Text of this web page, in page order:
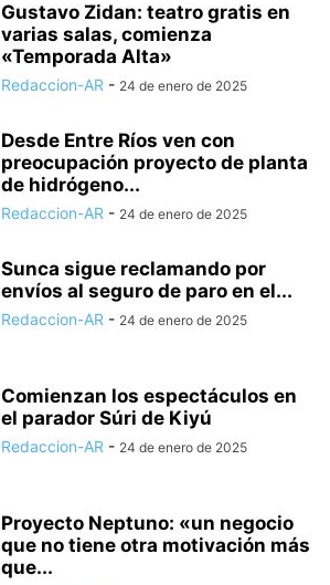
Gustavo Zidan: teatro gratis en
varias salas, comienza
«Temporada Alta»
Redaccion-AR - 24 de enero de 2025
Desde Entre Ríos ven con
preocupación proyecto de planta
de hidrógeno...
Redaccion-AR - 24 de enero de 2025
Sunca sigue reclamando por
envíos al seguro de paro en el...
Redaccion-AR - 24 de enero de 2025
Comienzan los espectáculos en
el parador Súri de Kiyú
Redaccion-AR - 24 de enero de 2025
Proyecto Neptuno: «un negocio
que no tiene otra motivación más
que...